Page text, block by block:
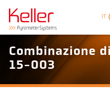
IT
Combinazione
15-003